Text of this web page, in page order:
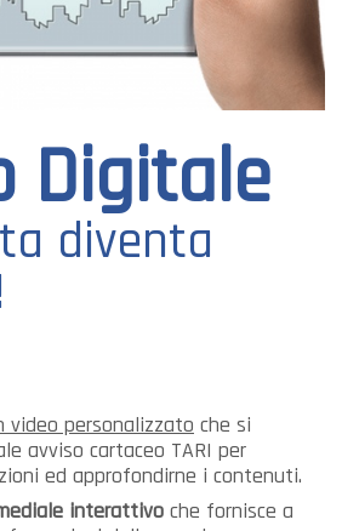
Digitale
diventa
video personalizzato che si
avviso cartaceo TARI per
ed approfondirne i contenuti.
interattivo che fornisce a